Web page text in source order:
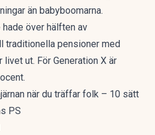
än babyboomarna.
över hälften av
traditionella pensioner med
ut. För Generation X är
när du träffar folk – 10 sätt
PS